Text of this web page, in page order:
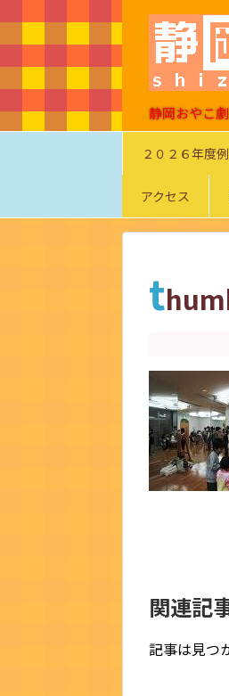
静岡おやこ
２０２６年度
アクセス
t
関連記
記事は見つ